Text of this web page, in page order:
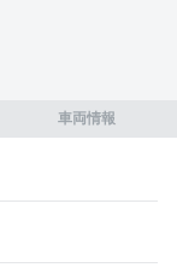
車両情報